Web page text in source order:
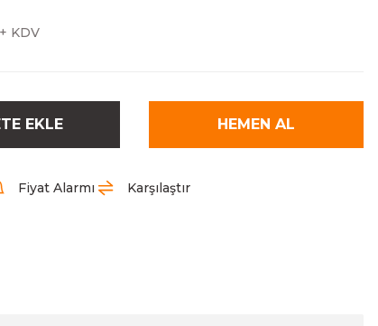
KDV
EKLE HEMEN AL
Fiyat Alarmı Karşılaştır